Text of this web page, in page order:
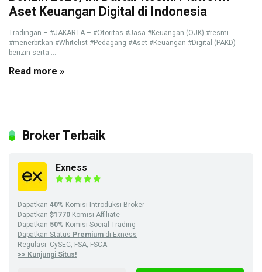
Aset Keuangan Digital di Indonesia
Tradingan – #JAKARTA – #Otoritas #Jasa #Keuangan (OJK) #resmi
#menerbitkan #Whitelist #Pedagang #Aset #Keuangan #Digital (PAKD)
berizin serta ...
Read more »
Broker Terbaik
Exness
Dapatkan 40% Komisi Introduksi Broker
Dapatkan $1770 Komisi Affiliate
Dapatkan 50% Komisi Social Trading
Dapatkan Status Premium di Exness
Regulasi: CySEC, FSA, FSCA
>> Kunjungi Situs!